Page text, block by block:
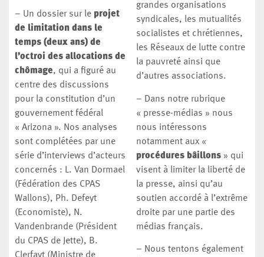
– Un dossier sur le projet
de limitation dans le
temps (deux ans) de
l’octroi des allocations de
chômage, qui a figuré au
centre des discussions
pour la constitution d’un
gouvernement fédéral
« Arizona ». Nos analyses
sont complétées par une
série d’interviews d’acteurs
concernés : L. Van Dormael
(Fédération des CPAS
Wallons), Ph. Defeyt
(Economiste), N.
Vandenbrande (Président
du CPAS de Jette), B.
Clerfayt (Ministre de
grandes organisations
syndicales, les mutualités
socialistes et chrétiennes,
les Réseaux de lutte contre
la pauvreté ainsi que
d’autres associations.
– Dans notre rubrique
« presse-médias » nous
nous intéressons
notamment aux «
procédures bâillons » qui
visent à limiter la liberté de
la presse, ainsi qu’au
soutien accordé à l’extrême
droite par une partie des
médias français.
– Nous tentons également